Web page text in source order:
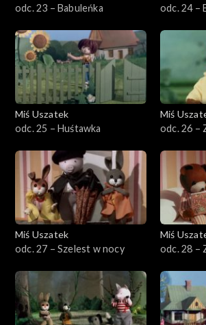
odc. 23 – Babuleńka
odc. 24 –
Miś Uszatek
odc. 25 – Huśtawka
Miś
odc. 26 –
Miś Uszatek
odc. 27 – Szelest w nocy
Miś
odc. 28 –